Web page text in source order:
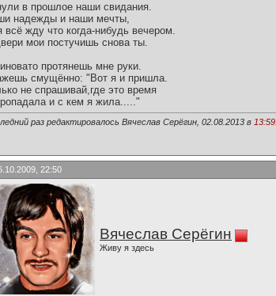
в прошлое наши свидания.
надежды и наши мечты,
всё жду что когда-нибудь вечером.
мои постучишь снова ты.
протянешь мне руки.
смущённо: "Вот я и пришла.
не спрашивай,где это время
и с кем я жила....."
раз редактировалось Вячеслав Серёгин, 02.08.2013 в 13:59
22:50
Вячеслав Серёгин
Живу я здесь